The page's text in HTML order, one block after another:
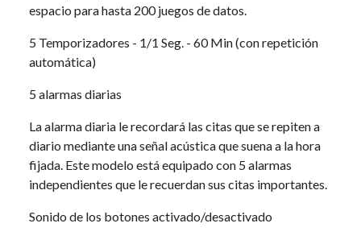
espacio para hasta 200 juegos de datos.
5 Temporizadores - 1/1 Seg. - 60 Min (con repetición
automática)
5 alarmas diarias
La alarma diaria le recordará las citas que se repiten a
diario mediante una señal acústica que suena a la hora
fijada. Este modelo está equipado con 5 alarmas
independientes que le recuerdan sus citas importantes.
Sonido de los botones activado/desactivado